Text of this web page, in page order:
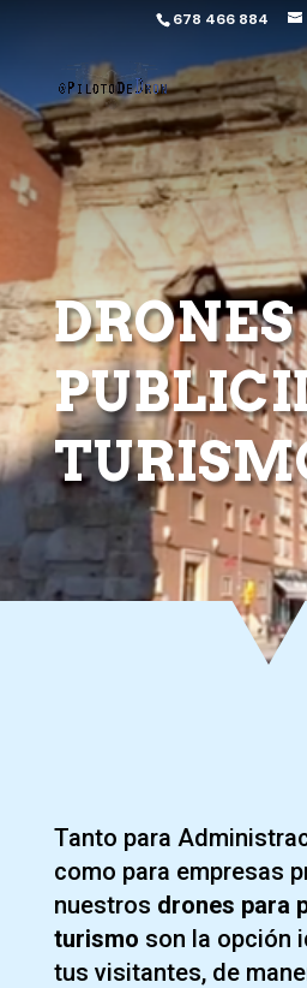
678 466 884
Tanto para
como para empresas
nuestros drones para
turismo son la opción
tus visitantes, de